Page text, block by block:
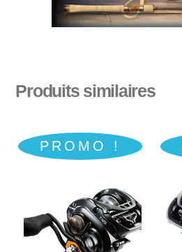
Produits similaires
PROMO !